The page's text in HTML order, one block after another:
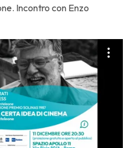
Incontro con Enzo